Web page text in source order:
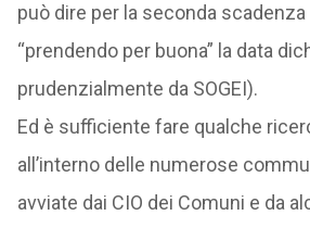
può dire per la seconda scadenza
“prendendo per buona” la data
prudenzialmente da SOGEI).
Ed è sufficiente fare qualche
all’interno delle numerose
avviate dai CIO dei Comuni e da